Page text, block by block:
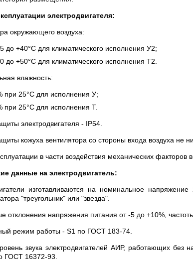
электродвигателя:
окружающего воздуха:
до +40°С для климатического исполнения У2;
до +50°С для климатического исполнения Т2.
влажность:
при 25°С для исполнения У;
при 25°С для исполнения Т.
электродвигателя - IР54.
кожуха вентилятора со стороны входа воздуха не
в части воздействия механических
данные на электродвигатель:
изготавливаются на номинальное
"треугольник" или "звезда".
отклонения напряжения питания от -5 до +10%,
режим работы - S1 по ГОСТ 183-74.
звука электродвигателей АИР, работающих без
ГОСТ 16372-93.